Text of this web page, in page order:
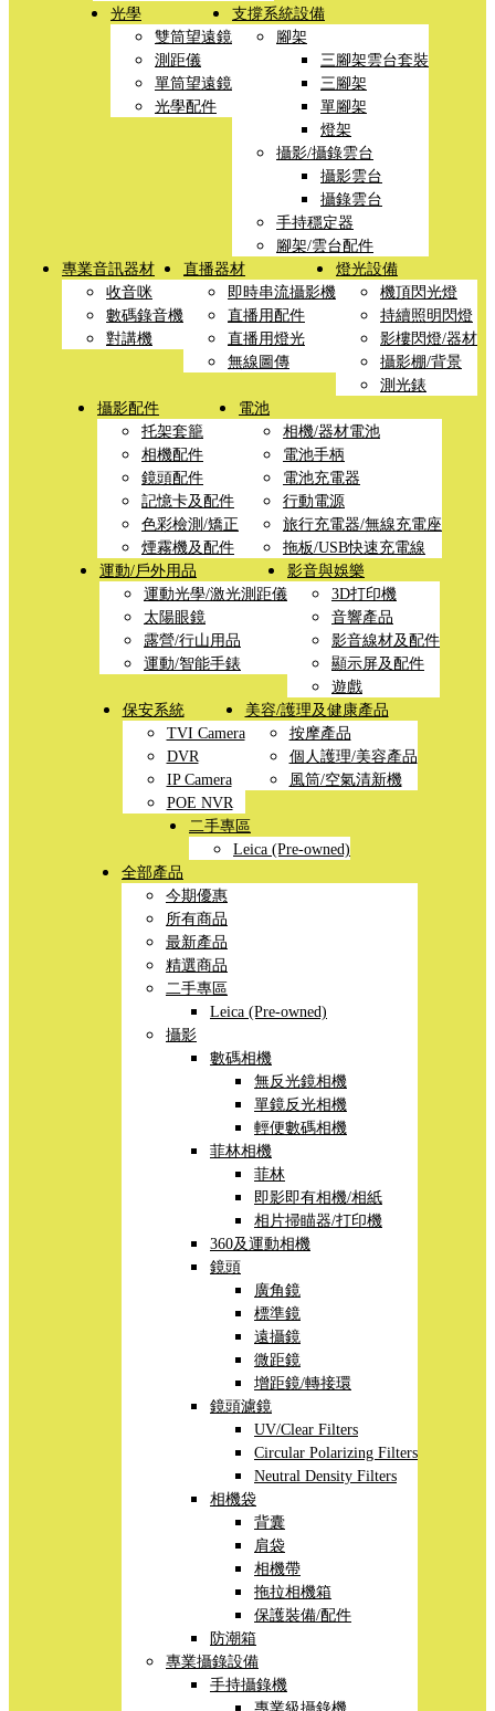
光學
雙筒望遠鏡
測距儀
單筒望遠鏡
光學配件
支撐系統設備
腳架
三腳架雲台套裝
三腳架
單腳架
燈架
攝影/攝錄雲台
攝影雲台
攝錄雲台
手持穩定器
腳架/雲台配件
專業音訊器材
收音咪
數碼錄音機
對講機
直播器材
即時串流攝影機
直播用配件
直播用燈光
無線圖傳
燈光設備
機頂閃光燈
持續照明閃燈
影樓閃燈/器材
攝影棚/背景
測光錶
攝影配件
托架套籠
相機配件
鏡頭配件
記憶卡及配件
色彩檢測/矯正
煙霧機及配件
電池
相機/器材電池
電池手柄
電池充電器
行動電源
旅行充電器/無線充電座
拖板/USB快速充電線
運動/戶外用品
運動光學/激光測距儀
太陽眼鏡
露營/行山用品
運動/智能手錶
影音與娛樂
3D打印機
音響產品
影音線材及配件
顯示屏及配件
遊戲
保安系統
TVI Camera
DVR
IP Camera
POE NVR
美容/護理及健康產品
按摩產品
個人護理/美容產品
風筒/空氣清新機
二手專區
Leica (Pre-owned)
全部產品
今期優惠
所有商品
最新產品
精選商品
二手專區
Leica (Pre-owned)
攝影
數碼相機
無反光鏡相機
單鏡反光相機
輕便數碼相機
菲林相機
菲林
即影即有相機/相紙
相片掃瞄器/打印機
360及運動相機
鏡頭
廣角鏡
標準鏡
遠攝鏡
微距鏡
增距鏡/轉接環
鏡頭濾鏡
UV/Clear Filters
Circular Polarizing Filters
Neutral Density Filters
相機袋
背囊
肩袋
相機帶
拖拉相機箱
保護裝備/配件
防潮箱
專業攝錄設備
手持攝錄機